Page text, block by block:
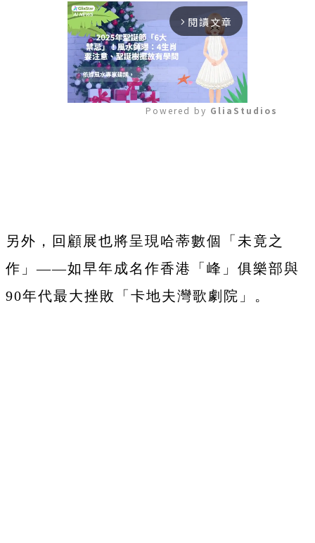
arrow_forward_ios 閱讀文章
Powered by GliaStudios
另外，回顧展也將呈現哈蒂數個「未竟之
作」——如早年成名作香港「峰」俱樂部與
90年代最大挫敗「卡地夫灣歌劇院」。